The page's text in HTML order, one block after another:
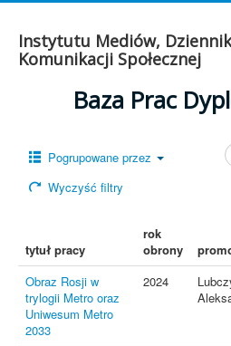
Instytutu Mediów,
Komunikacji Społecznej
Baza Prac
Pogrupowane przez
Wyczyść filtry
tytuł pracy
rok
obrony
Obraz Rosji w
trylogii Metro oraz
Uniwesum Metro
2033
2024